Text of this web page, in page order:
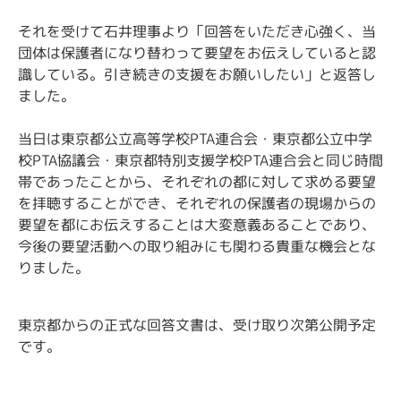
それを受けて石井理事より「回答をいただき心強く、当
団体は保護者になり替わって要望をお伝えしていると認
識している。引き続きの支援をお願いしたい」と返答し
ました。
当日は東京都公立高等学校PTA連合会・東京都公立中学
校PTA協議会・東京都特別支援学校PTA連合会と同じ時間
帯であったことから、それぞれの都に対して求める要望
を拝聴することができ、それぞれの保護者の現場からの
要望を都にお伝えすることは大変意義あることであり、
今後の要望活動への取り組みにも関わる貴重な機会とな
りました。
東京都からの正式な回答文書は、受け取り次第公開予定
です。